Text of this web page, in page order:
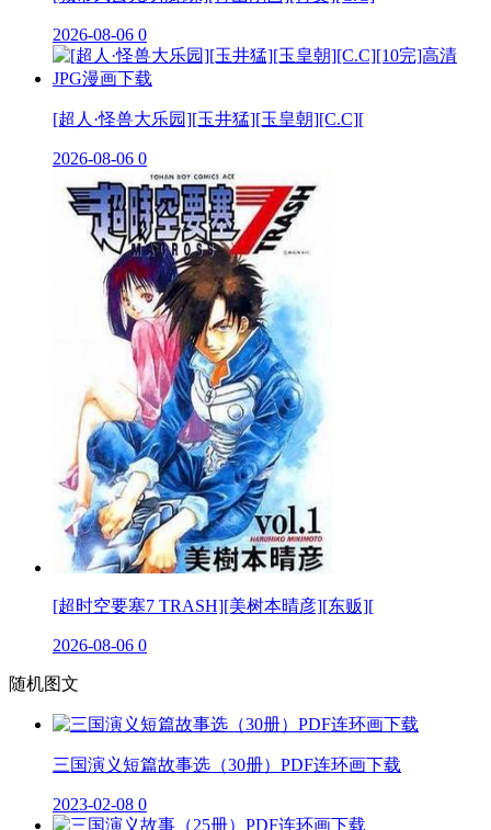
2026-08-06 0
[超人·怪兽大乐园][玉井猛][玉皇朝][C.C][
2026-08-06 0
[超时空要塞7 TRASH][美树本晴彦][东贩][
2026-08-06 0
随机图文
三国演义短篇故事选（30册）PDF连环画下载
2023-02-08 0